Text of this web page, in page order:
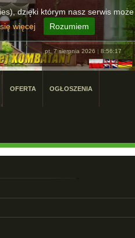
dzięki którym nasz serwis może
więcej Rozumiem
OFERTA OGŁOSZENIA
pt, 7 sierpnia 2026 | 8:56:18